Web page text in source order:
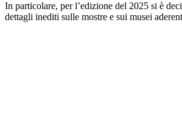
In particolare, per l’edizione del 2025 si è
dettagli inediti sulle mostre e sui musei